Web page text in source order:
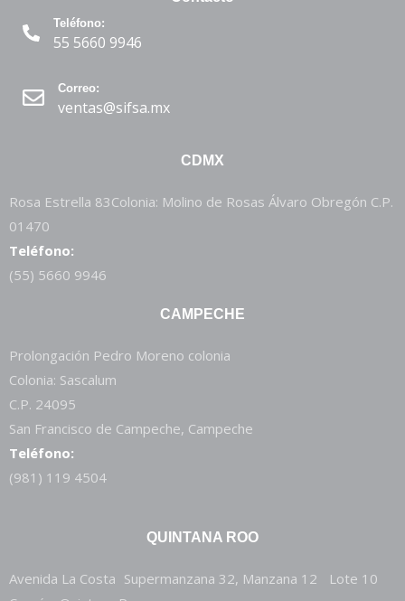
Teléfono:
55 5660 9946
Correo:
ventas@sifsa.mx
CDMX
Rosa Estrella 83Colonia: Molino de Rosas Álvaro Obregón C.P.
01470
Teléfono:
(55) 5660 9946
CAMPECHE
Prolongación Pedro Moreno colonia
Colonia: Sascalum
C.P. 24095
San Francisco de Campeche, Campeche
Teléfono:
(981) 119 4504
QUINTANA ROO
Avenida La Costa Supermanzana 32, Manzana 12 Lote 10